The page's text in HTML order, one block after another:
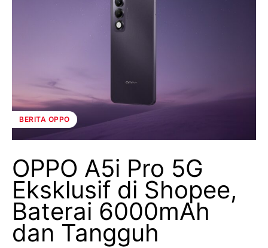
BERITA OPPO
OPPO A5i Pro 5G
Eksklusif di Shopee,
Baterai 6000mAh
dan Tangguh